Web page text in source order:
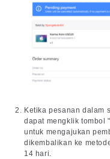
Ketika pesanan dalam
dapat mengklik tombol
untuk mengajukan
dikembalikan ke
14 hari.